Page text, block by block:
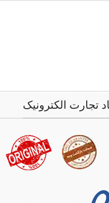
تجارت الکترونیک